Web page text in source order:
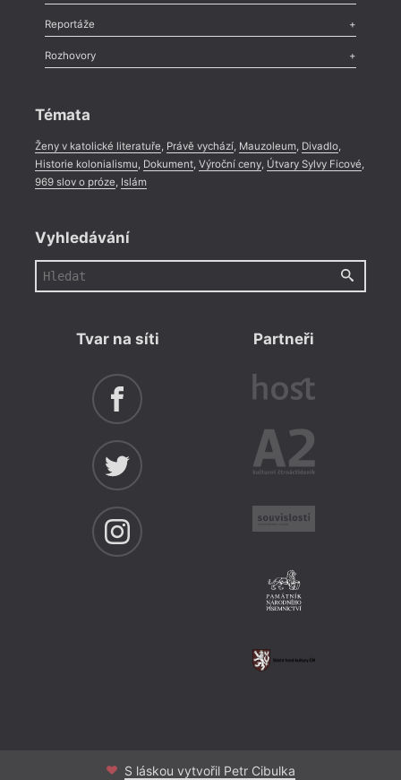
Recenze
Méně slov o próze,Celá rubrika
Reportáže
Literární zítřky
Celá rubrika
Rozhovory
Témata
Ženy v katolické literatuře, Právě vychází, Mauzoleum, Divadlo,
Historie kolonialismu, Dokument, Výroční ceny, Útvary Sylvy Ficové,
969 slov o próze, Islám
Vyhledávání
Tvar na síti Partneři
S láskou vytvořil Petr Cibulka